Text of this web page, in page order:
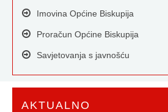
Imovina Općine Biskupija
Proračun Općine Biskupija
Savjetovanja s javnošću
AKTUALNO